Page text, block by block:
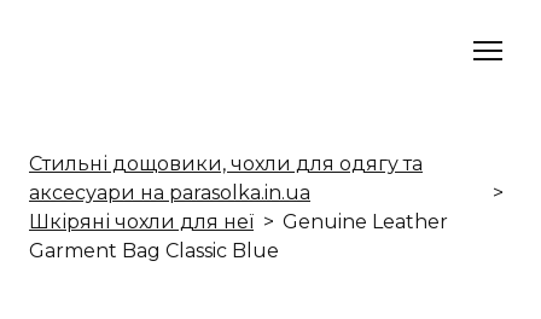
Стильні дощовики, чохли для одягу та
аксесуари на parasolka.in.ua
Шкіряні чохли для неї
Genuine Leather
Garment Bag Classic Blue